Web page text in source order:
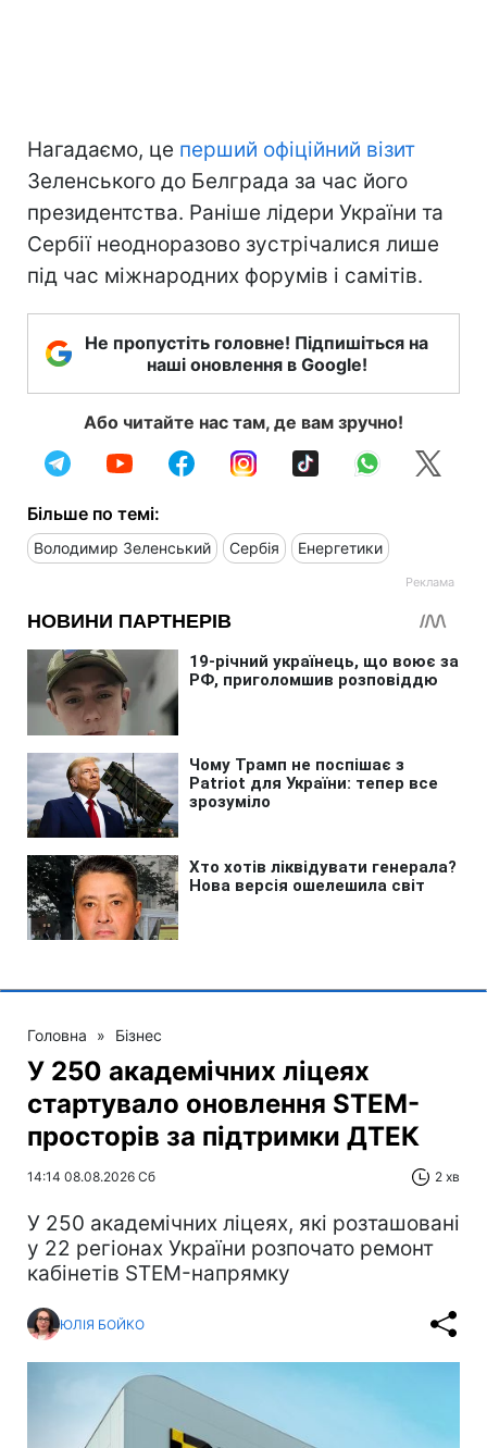
Нагадаємо, це перший офіційний візит
Зеленського до Белграда за час його
президентства. Раніше лідери України та
Сербії неодноразово зустрічалися лише
під час міжнародних форумів і самітів.
Не пропустіть головне! Підпишіться на
наші оновлення в Google!
Або читайте нас там, де вам зручно!
Більше по темі:
Володимир Зеленський Сербія Енергетики
Головна » Бізнес
У 250 академічних ліцеях
стартувало оновлення STEM-
просторів за підтримки ДТЕК​‌
14:14 08.08.2026 Сб 2 хв
У 250 академічних ліцеях, які розташовані
у 22 регіонах України розпочато ремонт
кабінетів STEM-напрямку
ЮЛІЯ БОЙКО